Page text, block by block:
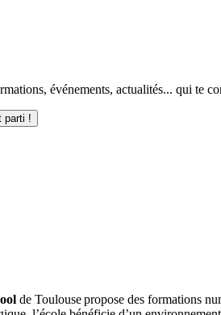
événements, actualités... qui te
parti !
de Toulouse propose des formations